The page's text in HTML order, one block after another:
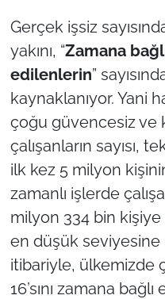
Gerçek işsiz
yakını, “Zamana
edilenlerin”
kaynaklanıyor. Yani
çoğu güvencesiz ve
çalışanların sayısı,
ilk kez 5 milyon
zamanlı işlerde
milyon 334 bin kişiye
en düşük seviyesine
itibariyle, ülkemizde
16’sını zamana